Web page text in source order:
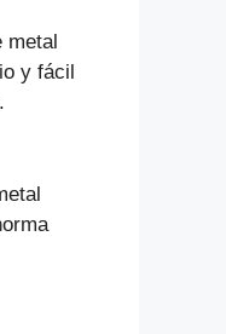
metal
y fácil